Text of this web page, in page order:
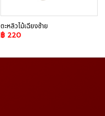
ตะหลิวไม้เฉียงซ้าย
฿220